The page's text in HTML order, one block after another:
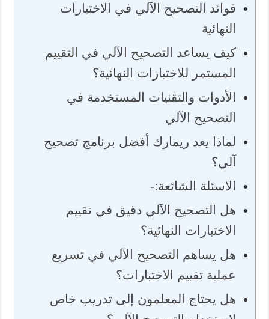
فوائد التصحيح الآلي في الاختبارات
النهائية
كيف يساعد التصحيح الآلي في التقييم
المستمر للاختبارات النهائية؟
الأدوات والتقنيات المستخدمة في
التصحيح الآلي
لماذا يعد ريمارك أفضل برنامج تصحيح
آلي؟
الاسئلة الشائعة:-
هل التصحيح الآلي دقيق في تقييم
الاختبارات النهائية؟
هل يساهم التصحيح الآلي في تسريع
عملية تقييم الاختبارات؟
هل يحتاج المعلمون إلى تدريب خاص